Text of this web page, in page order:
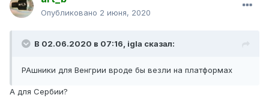
Опубликовано 2 июня, 2020
В 02.06.2020 в 07:16, igla сказал:
РАшники для Венгрии вроде бы везли на платформах
А для Сербии?